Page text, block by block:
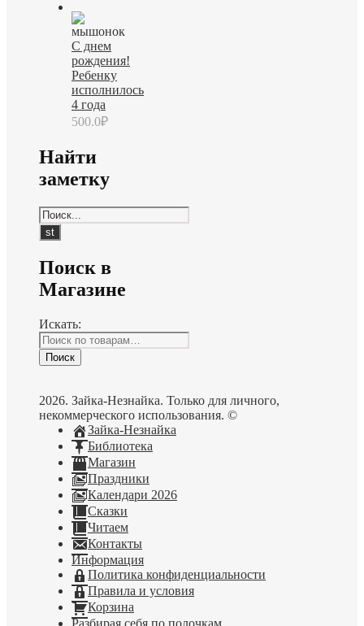
С днем
рождения!
Ребенку
исполнилось
4 года
500.0₽
Найти
заметку
Поиск в
Магазине
Искать:
Поиск
2026. Зайка-Незнайка. Только для личного,
некоммерческого использования. ©
Зайка-Незнайка
Библиотека
Магазин
Праздники
Календари 2026
Сказки
Читаем
Контакты
Информация
Политика конфиденциальности
Правила и условия
Корзина
Разбирая себя по полочкам